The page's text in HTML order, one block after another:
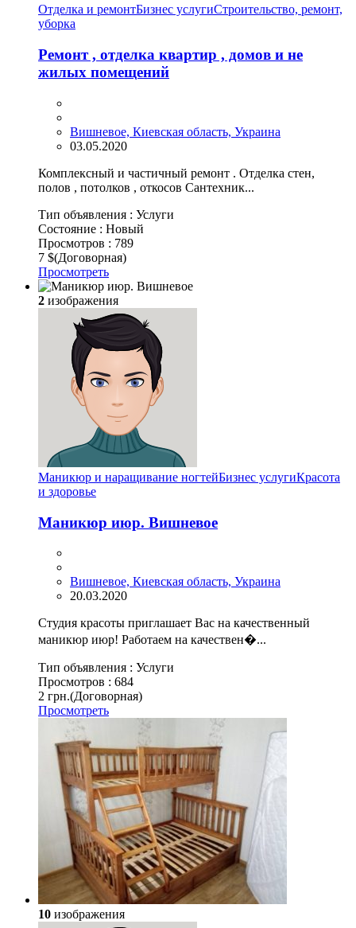
Отделка и ремонтБизнес услугиСтроительство, ремонт,
уборка
Ремонт , отделка квартир , домов и не
жилых помещений
Вишневое, Киевская область, Украина
03.05.2020
Комплексный и частичный ремонт . Отделка стен,
полов , потолков , откосов Сантехник...
Тип объявления : Услуги
Состояние : Новый
Просмотров : 789
7 $(Договорная)
Просмотреть
2 изображения
Маникюр и наращивание ногтейБизнес услугиКрасота
и здоровье
Маникюр июр. Вишневое
Вишневое, Киевская область, Украина
20.03.2020
Студия красоты приглашает Вас на качественный
маникюр июр! Работаем на качествен�...
Тип объявления : Услуги
Просмотров : 684
2 грн.(Договорная)
Просмотреть
10 изображения